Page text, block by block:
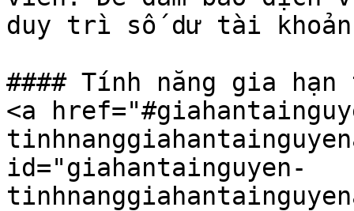
duy trì số dư tài
#### Tính năng gia
<a
id="giahantainguyen-